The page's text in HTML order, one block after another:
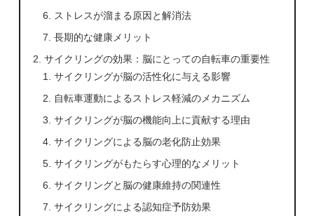
ストレスが溜まる原因と解消法
長期的な健康メリット
サイクリングの効果：脳にとっての自転車の重要性
サイクリングが脳の活性化に与える影響
自転車運動によるストレス軽減のメカニズム
サイクリングが脳の機能向上に貢献する理由
サイクリングによる脳の老化防止効果
サイクリングがもたらす心理的なメリット
サイクリングと脳の健康維持の関連性
サイクリングによる認知症予防効果